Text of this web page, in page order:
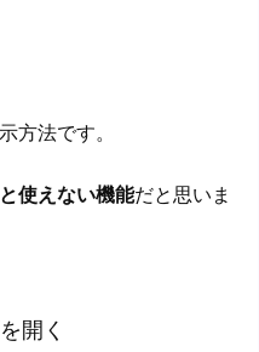
方法です。
使えない機能だと思いま
開く